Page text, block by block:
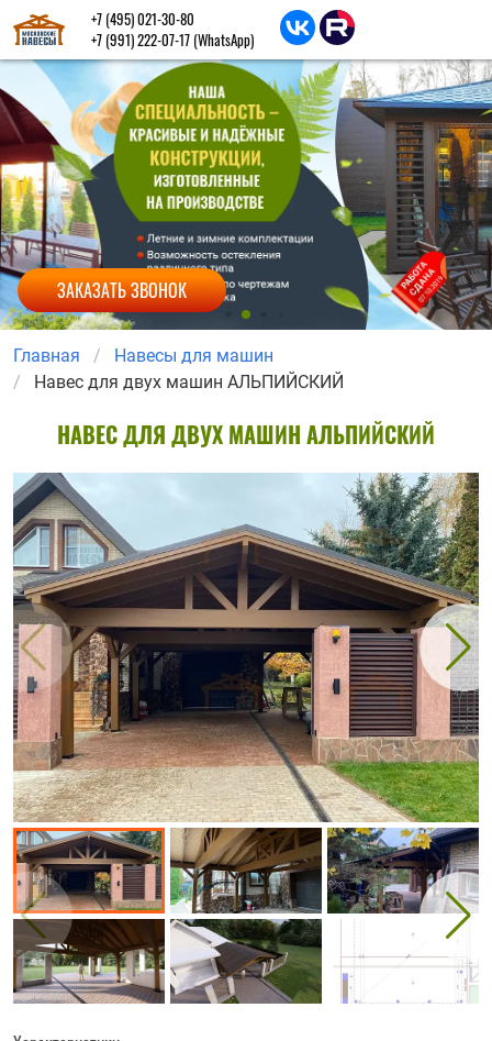
ЗАКАЗАТЬ ЗВОНОК
+7 (495) 021-30-80
+7 (991) 222-07-17 (WhatsApp)
Главная
Навесы для машин
Навес для двух машин АЛЬПИЙСКИЙ
НАВЕС ДЛЯ ДВУХ МАШИН АЛЬПИЙСКИЙ